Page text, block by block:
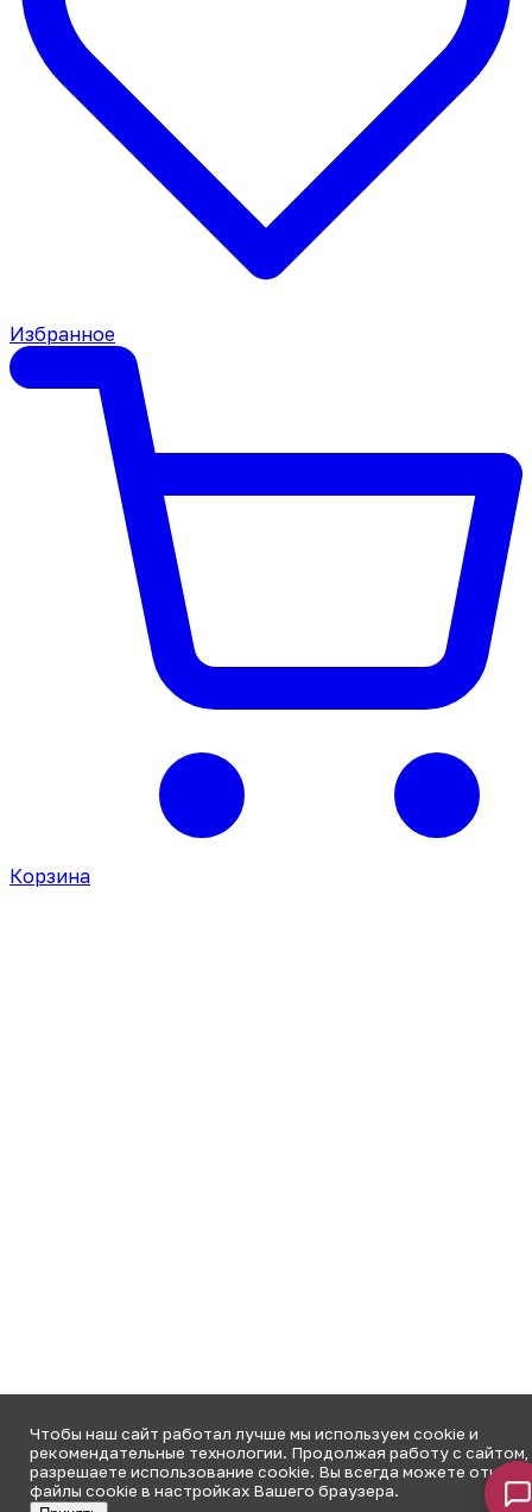
Избранное
Корзина
Чтобы наш сайт работал лучше мы используем cookie и
рекомендательные технологии. Продолжая работу с
разрешаете использование cookie. Вы всегда можете
файлы cookie в настройках Вашего браузера.